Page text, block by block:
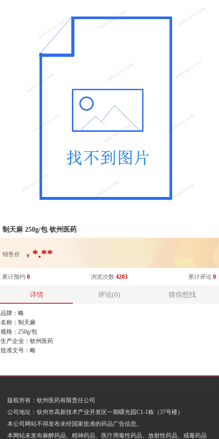
制天麻 250g/包 钦州医药
销售价 ￥ *.**
累计预约 0 浏览次数 4203 累计评论 0
详情 评论(0) 猜你想找
品牌：略
名称：制天麻
规格：250g/包
生产企业：钦州医药
批准文号：略
版权所有：钦州医药有限责任公司
公司地址：钦州市高新技术产业开发区一期曙光园C1-1栋（37号楼）
本公司网站不得发布未经国家批准的药品广告信息。
本网站未发布麻醉药品、精神药品、医疗用毒性药品、放射性药品、戒毒药品